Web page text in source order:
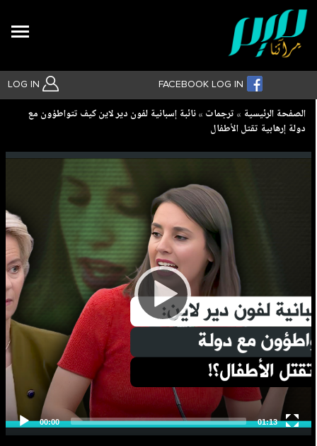
LOG IN FACEBOOK LOG IN
بحث متقدم
Breadcrumb
الصفحة الرئيسية ترجمات
نائبة إسبانية لفون دير لاين كيف تتواطؤون مع
دولة إرهابية تقتل الأطفال